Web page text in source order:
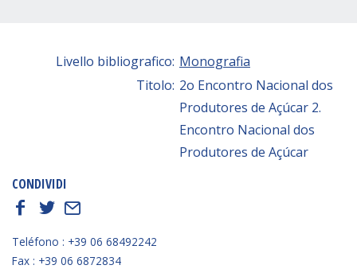
Livello bibliografico: Monografia
Titolo: 2o Encontro Nacional dos
Produtores de Açúcar 2.
Encontro Nacional dos
Produtores de Açúcar
CONDIVIDI
f
t E
Teléfono : +39 06 68492242
Fax : +39 06 6872834